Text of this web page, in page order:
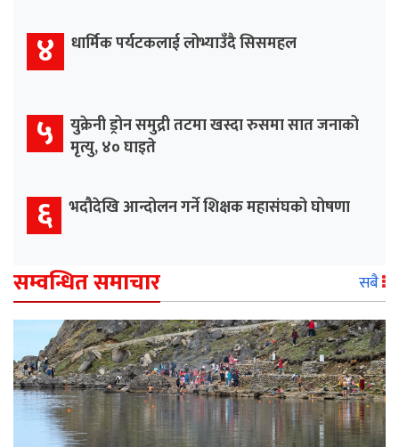
४ धार्मिक पर्यटकलाई लोभ्याउँदै सिसमहल
५ युक्रेनी ड्रोन समुद्री तटमा खस्दा रुसमा सात जनाको
मृत्यु, ४० घाइते
६ भदौदेखि आन्दोलन गर्ने शिक्षक महासंघको घोषणा
सम्वन्धित समाचार सबै